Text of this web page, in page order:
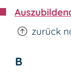
zurück
B